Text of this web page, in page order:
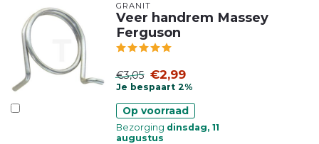
GRANIT
Veer handrem Massey
Ferguson
€3,05 €2,99
Je bespaart 2%
Op voorraad
Bezorging dinsdag, 11
augustus